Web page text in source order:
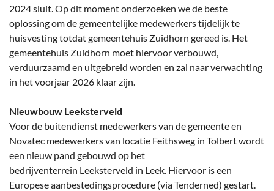
2024 sluit. Op dit moment onderzoeken we de beste
oplossing om de gemeentelijke medewerkers tijdelijk te
huisvesting totdat gemeentehuis Zuidhorn gereed is. Het
gemeentehuis Zuidhorn moet hiervoor verbouwd,
verduurzaamd en uitgebreid worden en zal naar verwachting
in het voorjaar 2026 klaar zijn.
Nieuwbouw Leeksterveld
Voor de buitendienst medewerkers van de gemeente en
Novatec medewerkers van locatie Feithsweg in Tolbert wordt
een nieuw pand gebouwd op het
bedrijventerrein Leeksterveld in Leek. Hiervoor is een
Europese aanbestedingsprocedure (via Tenderned) gestart.